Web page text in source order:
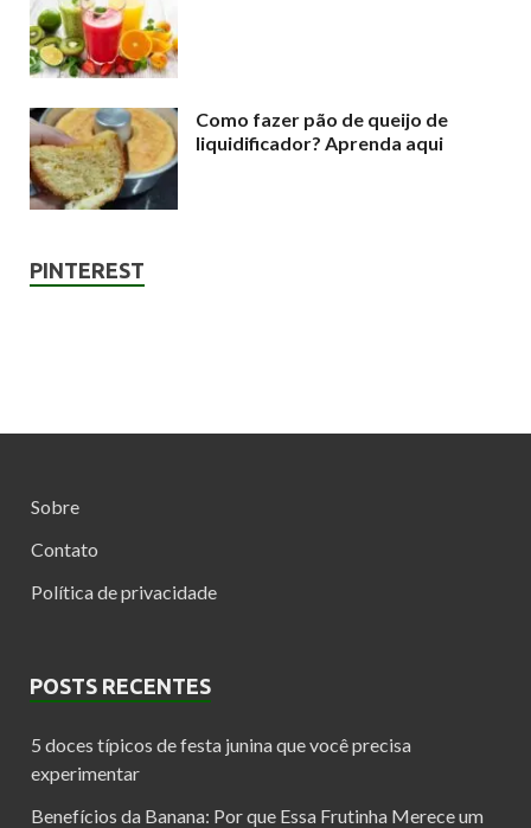
Como fazer pão de queijo de
liquidificador? Aprenda aqui
PINTEREST
Sobre
Contato
Política de privacidade
POSTS RECENTES
5 doces típicos de festa junina que você precisa
experimentar
Benefícios da Banana: Por que Essa Frutinha Merece um